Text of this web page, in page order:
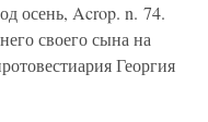
осень, Acrop. n. 74.
своего сына на
Георгия